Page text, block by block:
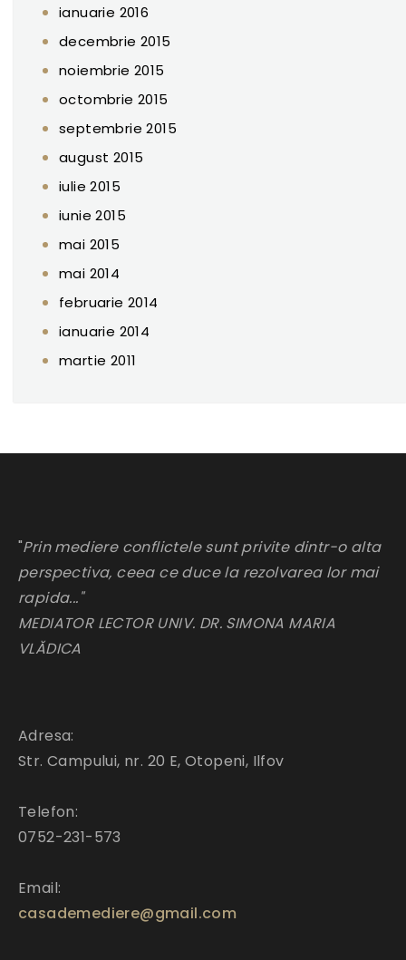
ianuarie 2016
decembrie 2015
noiembrie 2015
octombrie 2015
septembrie 2015
august 2015
iulie 2015
iunie 2015
mai 2015
mai 2014
februarie 2014
ianuarie 2014
martie 2011
"Prin mediere conflictele sunt privite dintr-o alta
perspectiva, ceea ce duce la rezolvarea lor mai
rapida..."
MEDIATOR LECTOR UNIV. DR. SIMONA MARIA
VLĂDICA
Adresa:
Str. Campului, nr. 20 E, Otopeni, Ilfov
Telefon:
0752-231-573
Email:
casademediere@gmail.com